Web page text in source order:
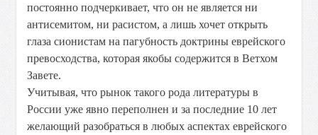
постоянно подчеркивает, что он не является ни
антисемитом, ни расистом, а лишь хочет открыть
глаза сионистам на пагубность доктрины еврейского
превосходства, которая якобы содержится в Ветхом
Завете.
Учитывая, что рынок такого рода литературы в
России уже явно переполнен и за последние 10 лет
желающий разобраться в любых аспектах еврейского